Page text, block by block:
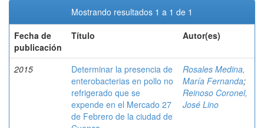
Mostrando resultados 1 a 1 de 1
Fecha de
publicación
Título Autor(es)
2015
Determinar la presencia de
enterobacterias en pollo no
refrigerado que se
expende en el Mercado 27
de Febrero de la ciudad de
Rosales Medina,
María Fernanda;
Reinoso Coronel,
José Lino